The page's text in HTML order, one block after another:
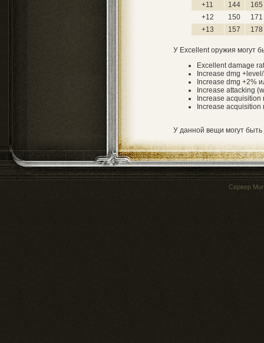
+11
144
165
+12
150
171
+13
157 178
У Excellent оружия могут
Excellent damage
Increase dmg
Increase dmg +2%
Increase attacking
Increase acquisition
Increase
У данной вещи могут быть
Сервер